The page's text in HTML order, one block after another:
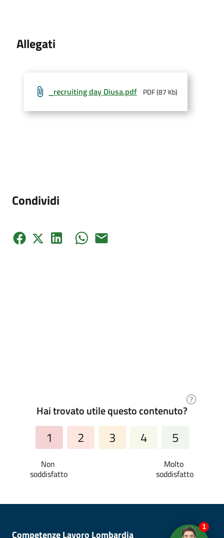
Allegati
_recruiting day Diusa.pdf PDF (87 Kb)
Condividi
Hai trovato utile questo contenuto?
?
1 2 3 4 5
Competenze Lavoro Lombardia
1